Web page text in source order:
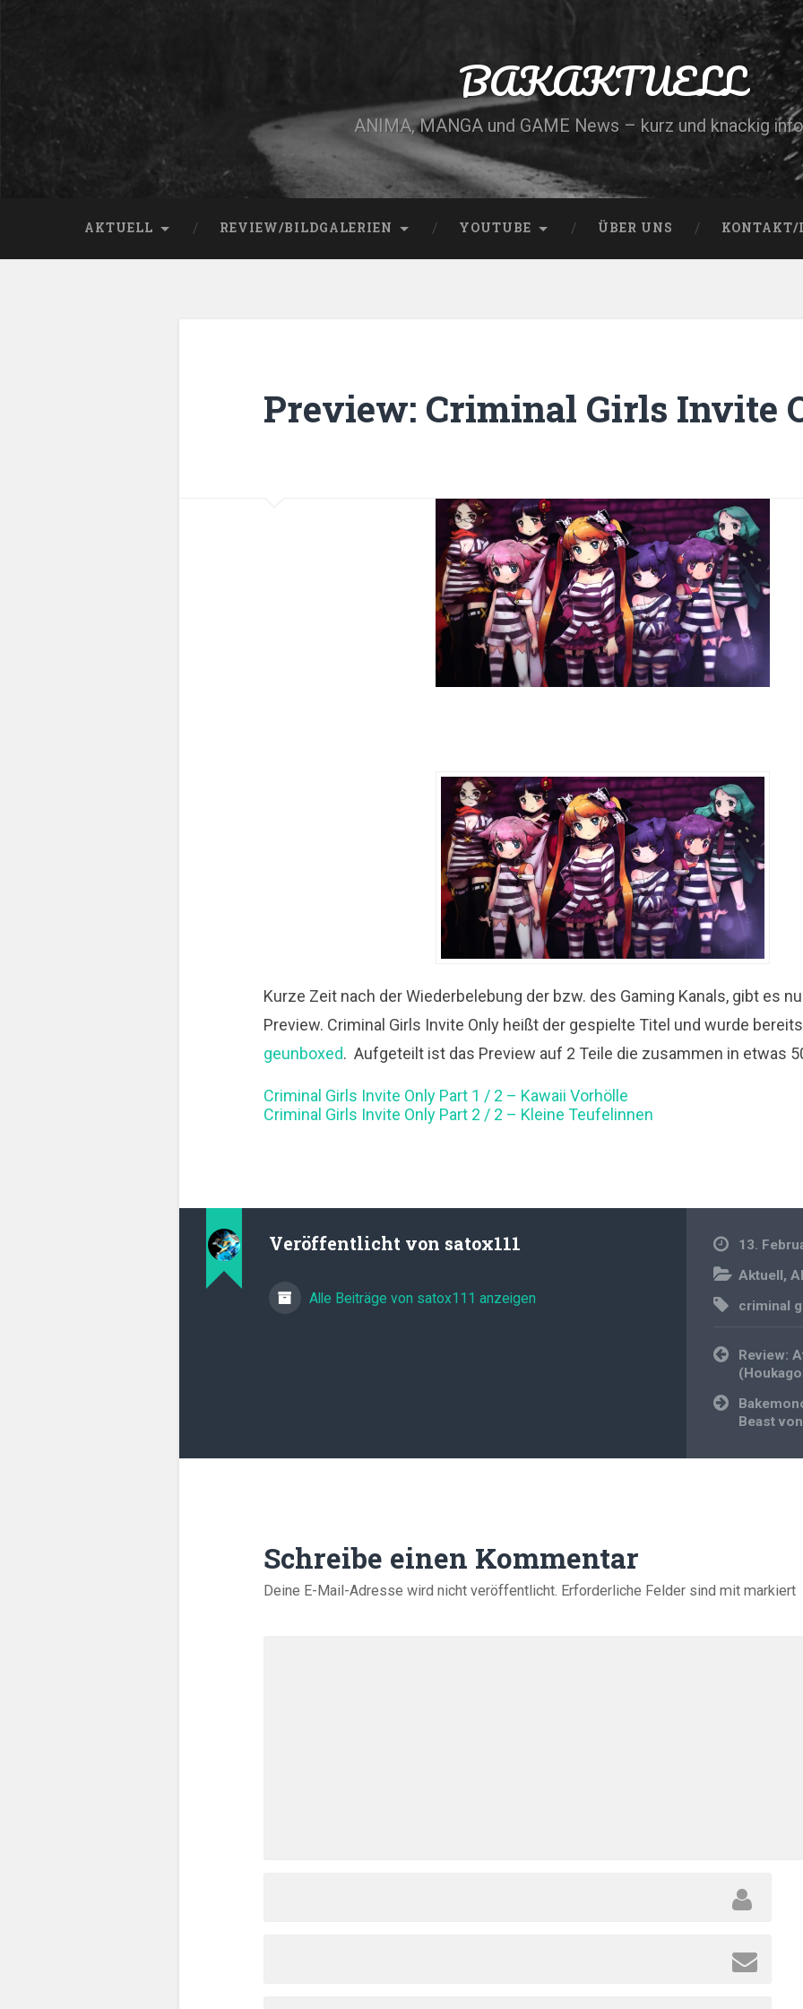
BAKAKTUELL
ANIMA, MANGA und GAME News – kurz und knackig
AKTUELL REVIEW/BILDGALERIEN YOUTUBE ÜBER UNS KONTAKT/
Preview: Criminal Girls Invite
Kurze Zeit nach der Wiederbelebung der bzw. des Gaming Kanals, gibt es
Preview. Criminal Girls Invite Only heißt der gespielte Titel und wurde
geunboxed. Aufgeteilt ist das Preview auf 2 Teile die zusammen in etwas
Criminal Girls Invite Only Part 1 / 2 – Kawaii Vorhölle
Criminal Girls Invite Only Part 2 / 2 – Kleine Teufelinnen
Veröffentlicht von satox111
Alle Beiträge von satox111 anzeigen
13.
Aktuell ,
criminal
Review:
Beast
Schreibe einen Kommentar
Deine E-Mail-Adresse wird nicht veröffentlicht. Erforderliche Felder sind mitmarkiert